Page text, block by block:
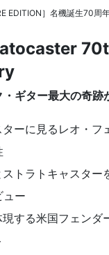
EDITION］名機誕生70周
・ギター最大の奇跡
ーに見るレオ・フ
トラトキャスター
ュー
する米国フェンダ